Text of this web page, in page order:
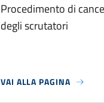
Procedimento di
degli scrutatori
VAI ALLA PAGINA